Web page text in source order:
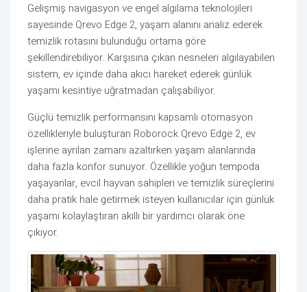
Gelişmiş navigasyon ve engel algılama teknolojileri
sayesinde Qrevo Edge 2, yaşam alanını analiz ederek
temizlik rotasını bulunduğu ortama göre
şekillendirebiliyor. Karşısına çıkan nesneleri algılayabilen
sistem, ev içinde daha akıcı hareket ederek günlük
yaşamı kesintiye uğratmadan çalışabiliyor.
Güçlü temizlik performansını kapsamlı otomasyon
özellikleriyle buluşturan Roborock Qrevo Edge 2, ev
işlerine ayrılan zamanı azaltırken yaşam alanlarında
daha fazla konfor sunuyor. Özellikle yoğun tempoda
yaşayanlar, evcil hayvan sahipleri ve temizlik süreçlerini
daha pratik hale getirmek isteyen kullanıcılar için günlük
yaşamı kolaylaştıran akıllı bir yardımcı olarak öne
çıkıyor.